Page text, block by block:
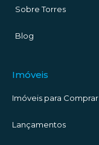
Sobre Torres
Blog
Imóveis
Imóveis para Comprar
Lançamentos